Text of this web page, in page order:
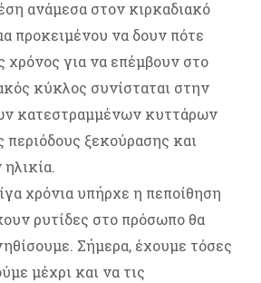
ανάμεσα στον κιρκαδιακό
προκειμένου να δουν πότε
χρόνος για να επέμβουν στο
κύκλος συνίσταται στην
κατεστραμμένων κυττάρων
περιόδους ξεκούρασης και
χρόνια υπήρχε η πεποίθηση
ρυτίδες στο πρόσωπο θα
Σήμερα, έχουμε τόσες
μέχρι και να τις